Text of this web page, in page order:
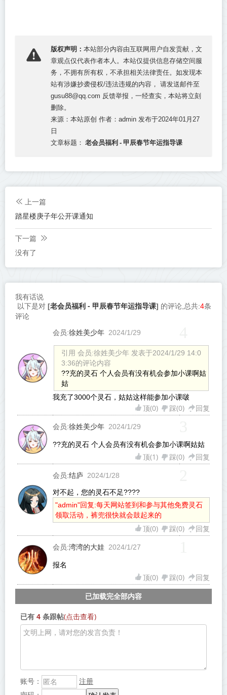
版权声明： 本站部分内容由互联网用户自发贡献，文
章观点仅代表作者本人。本站仅提供信息存储空间服
务，不拥有所有权，不承担相关法律责任。如发现本
站有涉嫌抄袭侵权/违法违规的内容， 请发送邮件至
gusu88@qq.com 反馈举报，一经查实，本站将立刻
删除。
来源：本站原创 作者：admin 发布于2024年01月27
日
文章标题： 老会员福利 - 甲辰春节年运指导课
上一篇
踏星楼庚子年公开课通知
下一篇
没有了
我有话说
以下是对 [老会员福利 - 甲辰春节年运指导课] 的评论,总共:4条
评论
会员:徐姓美少年 2024/1/29
引用 会员:徐姓美少年 发表于2024/1/29 14:0
3:36的评论内容
??充的灵石 个人会员有没有机会参加小课啊姑
姑
我充了3000个灵石，姑姑这样能参加小课啵
顶(0) 踩(0) 回复
会员:徐姓美少年 2024/1/29
??充的灵石 个人会员有没有机会参加小课啊姑姑
顶(1) 踩(0) 回复
会员:结庐 2024/1/28
对不起，您的灵石不足????
"admin"回复:每天网站签到和参与其他免费灵石
领取活动，裤兜很快就会鼓起来的
顶(0) 踩(0) 回复
会员:湾湾的大娃 2024/1/27
报名
顶(0) 踩(0) 回复
已加载完全部内容
已有 4 条跟帖(点击查看)
账号： 注册